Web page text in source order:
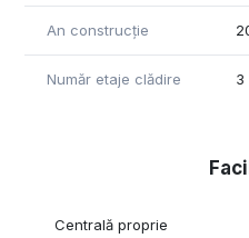
An construcție
Număr etaje clădire 3
Centrală proprie